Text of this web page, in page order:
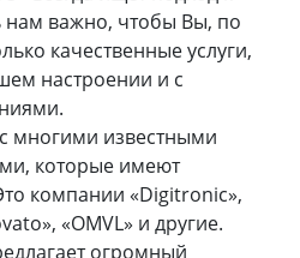
нам важно, чтобы Вы, по
качественные услуги,
настроении и с
многими известными
которые имеют
компании «Digitronic»,
«OMVL» и другие.
огромный